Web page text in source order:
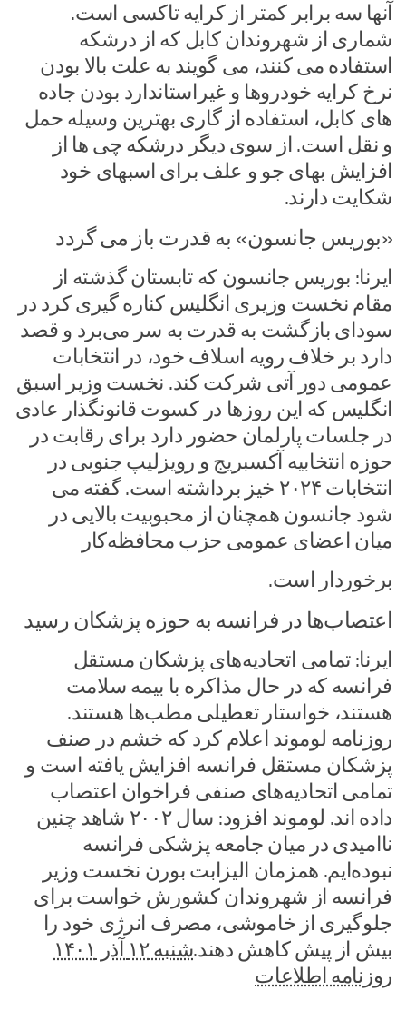
آنها سه برابر کمتر از کرایه تاکسی است.
شماری از شهروندان کابل که از درشکه
استفاده می کنند، می گویند به علت بالا بودن
نرخ کرایه خودروها و غیراستاندارد بودن جاده
های کابل، استفاده از گاری بهترین وسیله حمل
و نقل است. از سوی دیگر درشکه چی ها از
افزایش بهای جو و علف برای اسبهای خود
شکایت دارند.
«بوریس جانسون» به قدرت باز می گردد
ایرنا: بوریس جانسون که تابستان گذشته از
مقام نخست وزیری انگلیس کناره گیری کرد در
سودای بازگشت به قدرت به سر می‌برد و قصد
دارد بر خلاف رویه اسلاف خود، در انتخابات
عمومی دور آتی شرکت کند. نخست وزیر اسبق
انگلیس که این روزها در کسوت قانونگذار عادی
در جلسات پارلمان حضور دارد برای رقابت در
حوزه انتخابیه آکسبریج و رویزلیپ جنوبی در
انتخابات ۲۰۲۴ خیز برداشته است. گفته می
شود جانسون همچنان از محبوبیت بالایی در
میان اعضای عمومی حزب محافظه‌کار
برخوردار است.
اعتصاب‌ها در فرانسه به حوزه پزشکان رسید
ایرنا: تمامی اتحادیه‌های پزشکان مستقل
فرانسه که در حال مذاکره با بیمه سلامت
هستند، خواستار تعطیلی مطب‌ها هستند.
روزنامه لوموند اعلام کرد که خشم در صنف
پزشکان مستقل فرانسه افزایش یافته است و
تمامی اتحادیه‌های صنفی فراخوان اعتصاب
داده اند. لوموند افزود: سال ۲۰۰۲ شاهد چنین
ناامیدی در میان جامعه پزشکی فرانسه
نبوده‌ایم. همزمان الیزابت بورن نخست وزیر
فرانسه از شهروندان کشورش خواست برای
جلوگیری از خاموشی، مصرف انرژی خود را
بیش از پیش کاهش دهند.
شنبه ۱۲ آذر ۱۴۰۱
روزنامه اطلاعات